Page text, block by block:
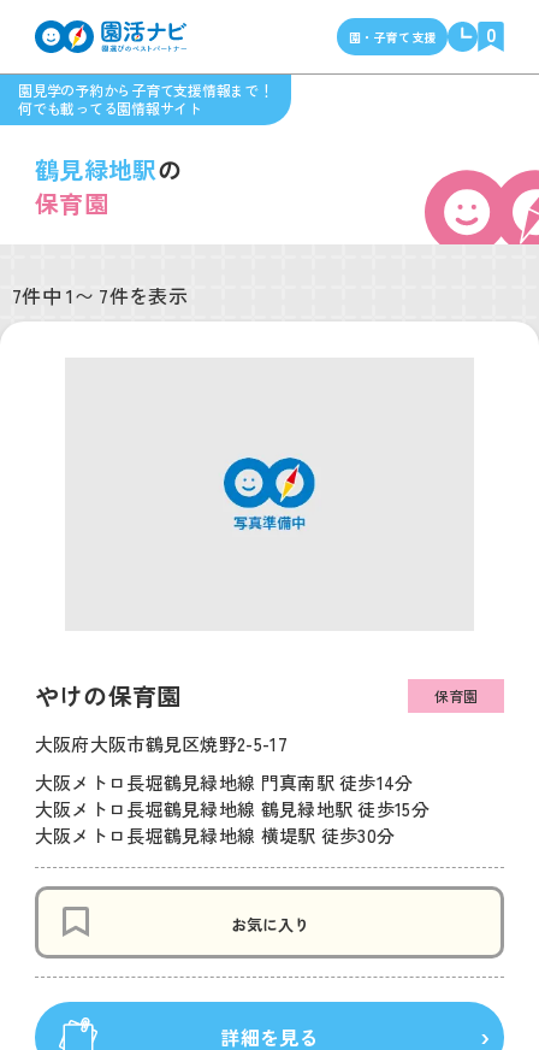
園見学の予約から子育て支援情報まで！
何でも載ってる園情報サイト
園・子育て支援 0
鶴見緑地駅の
保育園
7件中 1〜 7件を表示
やけの保育園 保育園
大阪府大阪市鶴見区焼野2-5-17
大阪メトロ長堀鶴見緑地線 門真南駅 徒歩14分
大阪メトロ長堀鶴見緑地線 鶴見緑地駅 徒歩15分
大阪メトロ長堀鶴見緑地線 横堤駅 徒歩30分
お気に入り
詳細を見る